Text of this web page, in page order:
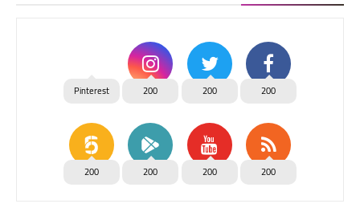
200
200
200
Pinterest
200
200
200
200